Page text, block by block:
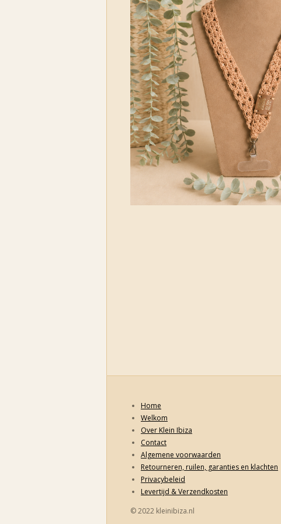
Home
Welkom
Over Klein Ibiza
Contact
Algemene voorwaarden
Retourneren, ruilen, garanties en klachten
Privacybeleid
Levertijd & Verzendkosten
© 2022 kleinibiza.nl